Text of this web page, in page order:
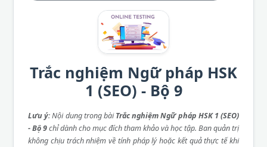
Trắc nghiệm Ngữ pháp HSK
1 (SEO) - Bộ 9
Lưu ý: Nội dung trong bàiTrắc nghiệm Ngữ pháp HSK 1 (SEO)
- Bộ 9chỉ dành cho mục đích tham khảo và học tập. Ban quản trị
không chịu trách nhiệm về tính pháp lý hoặc kết quả thực tế khi